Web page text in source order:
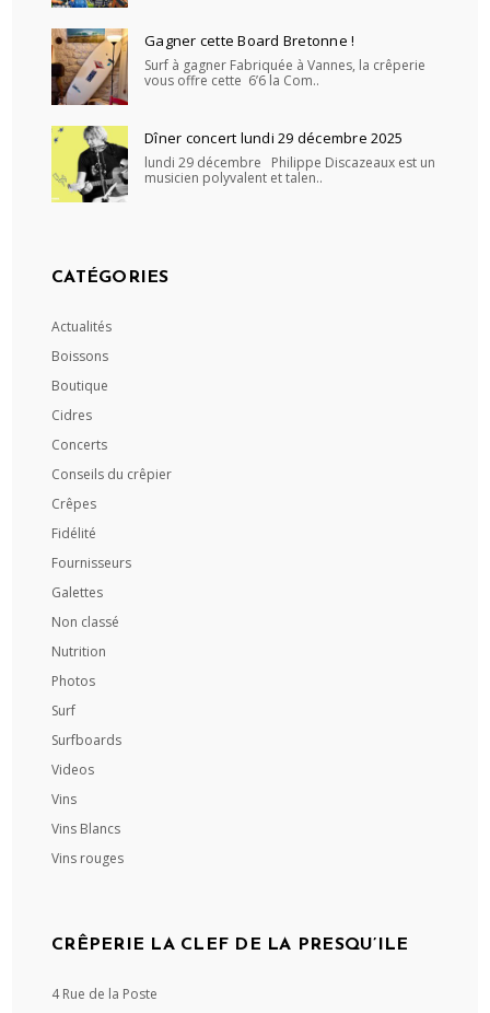
Gagner cette Board Bretonne !
Surf à gagner Fabriquée à Vannes, la crêperie
vous offre cette 6’6 la Com..
Dîner concert lundi 29 décembre 2025
lundi 29 décembre Philippe Discazeaux est un
musicien polyvalent et talen..
CATÉGORIES
Actualités
Boissons
Boutique
Cidres
Concerts
Conseils du crêpier
Crêpes
Fidélité
Fournisseurs
Galettes
Non classé
Nutrition
Photos
Surf
Surfboards
Videos
Vins
Vins Blancs
Vins rouges
CRÊPERIE LA CLEF DE LA PRESQU’ILE
4 Rue de la Poste